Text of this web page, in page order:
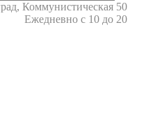
Коммунистическая 50
Ежедневно с 10 до 20